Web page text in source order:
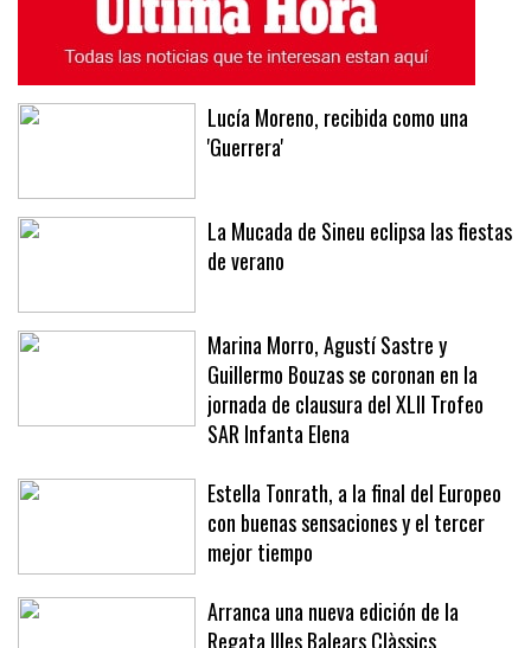
Lucía Moreno, recibida como una
'Guerrera'
La Mucada de Sineu eclipsa las fiestas
de verano
Marina Morro, Agustí Sastre y
Guillermo Bouzas se coronan en la
jornada de clausura del XLII Trofeo
SAR Infanta Elena
Estella Tonrath, a la final del Europeo
con buenas sensaciones y el tercer
mejor tiempo
Arranca una nueva edición de la
Regata Illes Balears Clàssics